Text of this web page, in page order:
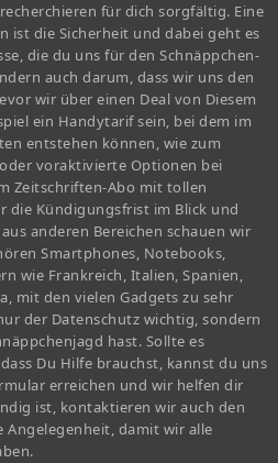
für dich sorgfältig. Eine
ist die Sicherheit und dabei geht es
die du uns für den Schnäppchen-
auch darum, dass wir uns den
wir über einen Deal von Diesem
ein Handytarif sein, bei dem im
entstehen können, wie zum
voraktivierte Optionen bei
Zeitschriften-Abo mit tollen
die Kündigungsfrist im Blick und
anderen Bereichen schauen wir
Smartphones, Notebooks,
wie Frankreich, Italien, Spanien,
mit den vielen Gadgets zu sehr
der Datenschutz wichtig, sondern
hast. Sollte es
Du Hilfe brauchst, kannst du uns
erreichen und wir helfen dir
ist, kontaktieren wir auch den
damit wir alle